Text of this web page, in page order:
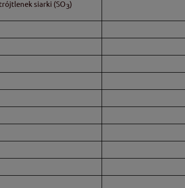
siarki (SO3)